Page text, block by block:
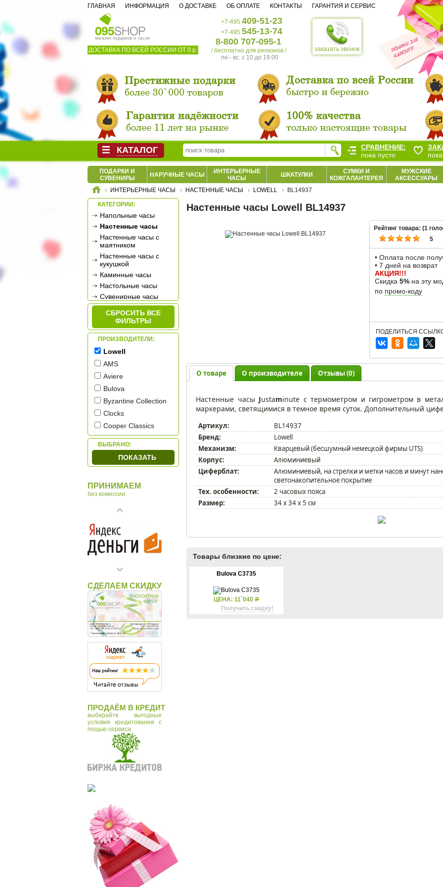
магазин подарков и часов
ДОСТАВКА ПО ВСЕЙ РОССИИ ОТ 0 р. заказать звонок
+7-495 409-51-23
+7-495 545-13-74
8-800 707-095-1
/ бесплатно для регионов /
пн.- вс. c 10 до 19.00
ГЛАВНАЯ ИНФОРМАЦИЯ О ДОСТАВКЕ ОБ ОПЛАТЕ КОНТАКТЫ ГАРАНТИЯ И СЕРВИС
ПОДАРКИ И
СУВЕНИРЫ
НАРУЧНЫЕ ЧАСЫ
ИНТЕРЬЕРНЫЕ
ЧАСЫ
ШКАТУЛКИ
СУМКИ И
КОЖГАЛАНТЕРЕЯ
МУЖСКИЕ
АКСЕССУАРЫ
ИНТЕРЬЕРНЫЕ ЧАСЫ НАСТЕННЫЕ ЧАСЫ LOWELL BL14937
КАТЕГОРИИ:
Напольные часы
Настенные часы
Настенные часы с
маятником
Настенные часы с
кукушкой
Каминные часы
Настольные часы
Сувенирные часы
Будильники
Метеостанции
СБРОСИТЬ ВСЕ
ФИЛЬТРЫ
ПРОИЗВОДИТЕЛИ:
Lowell
AMS
Aviere
Bulova
Byzantine Collection
Clocks
Cooper Classics
Galaxy
Granat
Howard Miller
Karlsson
MADO
Newgate
Ponyglass
Rhythm
San`decor
Sea Power
Seiko
Timeworks
Tomas Stern
Tonin Casa
Vostok
Макей
ВЫБРАНО:
ПОКАЗАТЬ
ПРИНИМАЕМ
без комиссии:
СДЕЛАЕМ СКИДКУ
ПРОДАЁМ В КРЕДИТ
выбирайте выгодные
условия кредитования с
пощью сервиса
Настенные часы Lowell BL14937
Рейтинг товара: (1
5
• Оплата после
• 7 дней на возврат
АКЦИЯ!!!
Скидка 5% на эту
по промо-коду
ПОДЕЛИТЬСЯ
О товаре О производителе Отзывы (0)
Настенные часы Justaminute с термометром и гигрометром в
маркерами, светящимися в темное время суток. Дополнительный
Артикул:
BL14937
Бренд:
Lowell
Механизм:
Кварцевый (бесшумный немецкой фирмы UTS)
Корпус:
Алюминиевый
Циферблат:
Алюминиевый, на стрелки и метки часов и минут
светонакопительное покрытие
Тех. особенности:
2 часовых пояса
Размер:
34 х 34 х 5 см
Товары близкие по цене:
Bulova C3735
ЦЕНА: 11`040 Р
Получить скидку!
КАТАЛОГ
СРАВНЕНИЕ:
пока пусто